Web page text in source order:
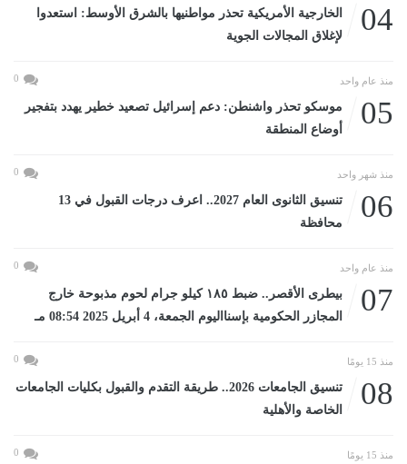
04
الخارجية الأمريكية تحذر مواطنيها بالشرق الأوسط: استعدوا
لإغلاق المجالات الجوية
منذ عام واحد 0
05
موسكو تحذر واشنطن: دعم إسرائيل تصعيد خطير يهدد بتفجير
أوضاع المنطقة
منذ شهر واحد 0
06
تنسيق الثانوى العام 2027.. اعرف درجات القبول في 13
محافظة
منذ عام واحد 0
07
بيطرى الأقصر.. ضبط ١٨٥ كيلو جرام لحوم مذبوحة خارج
المجازر الحكومية بإسنااليوم الجمعة، 4 أبريل 2025 08:54 مـ
منذ 15 يومًا 0
08
تنسيق الجامعات 2026.. طريقة التقدم والقبول بكليات الجامعات
الخاصة والأهلية
منذ 15 يومًا 0